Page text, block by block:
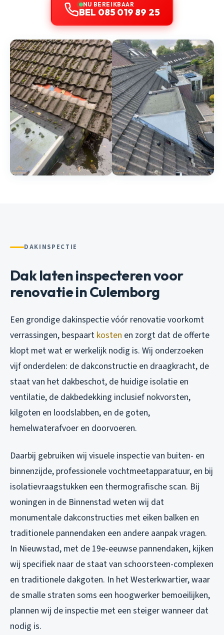
NU BEREIKBAAR
BEL 085 019 89 25
DAKINSPECTIE
Dak laten inspecteren voor
renovatie in Culemborg
Een grondige dakinspectie vóór renovatie voorkomt
verrassingen, bespaart kosten en zorgt dat de offerte
klopt met wat er werkelijk nodig is. Wij onderzoeken
vijf onderdelen: de dakconstructie en draagkracht, de
staat van het dakbeschot, de huidige isolatie en
ventilatie, de dakbedekking inclusief nokvorsten,
kilgoten en loodslabben, en de goten,
hemelwaterafvoer en doorvoeren.
Daarbij gebruiken wij visuele inspectie van buiten- en
binnenzijde, professionele vochtmeetapparatuur, en bij
isolatievraagstukken een thermografische scan. Bij
woningen in de Binnenstad weten wij dat
monumentale dakconstructies met eiken balken en
traditionele pannendaken een andere aanpak vragen.
In Nieuwstad, met de 19e-eeuwse pannendaken, kijken
wij specifiek naar de staat van schoorsteen-complexen
en traditionele dakgoten. In het Westerkwartier, waar
de smalle straten soms een hoogwerker bemoeilijken,
plannen wij de inspectie met een steiger wanneer dat
nodig is.